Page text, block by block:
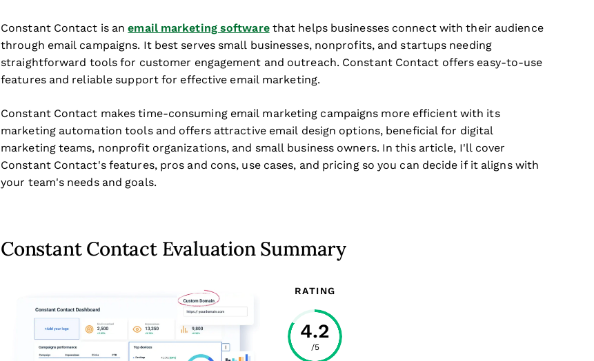
Constant Contact is anemail marketing softwarethat helps businesses connect with their audience
through email campaigns. It best serves small businesses, nonprofits, and startups needing
straightforward tools for customer engagement and outreach. Constant Contact offers easy-to-use
features and reliable support for effective email marketing.
Constant Contact makes time-consuming email marketing campaigns more efficient with its
marketing automation tools and offers attractive email design options, beneficial for digital
marketing teams, nonprofit organizations, and small business owners. In this article, I'll cover
Constant Contact's features, pros and cons, use cases, and pricing so you can decide if it aligns with
your team's needs and goals.
Constant Contact Evaluation Summary
RATING
4.2
/5